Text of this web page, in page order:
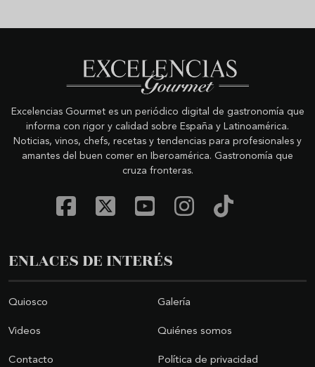
Excelencias Gourmet es un periódico digital de gastronomía que
informa con rigor y calidad sobre España y Latinoamérica.
Noticias, vinos, chefs, recetas y tendencias para profesionales y
amantes del buen comer en Iberoamérica. Gastronomía que
cruza fronteras.
ENLACES DE INTERÉS
Quiosco Galería
Videos Quiénes somos
Contacto Política de privacidad